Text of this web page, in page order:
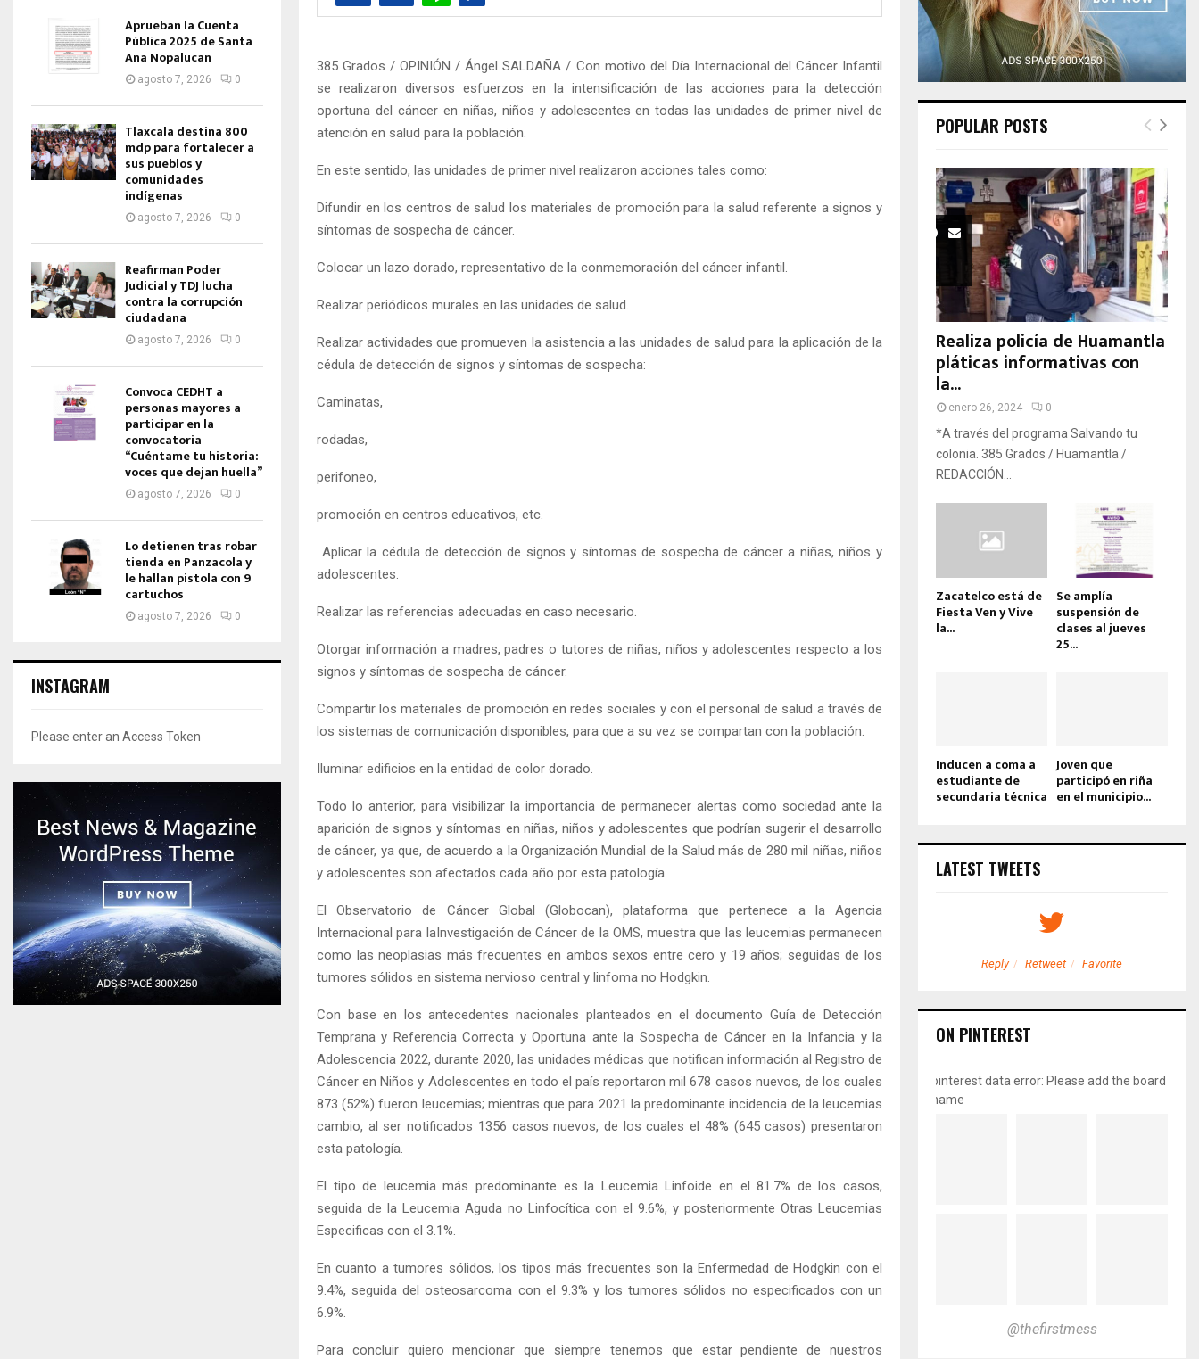
385 Grados / OPINIÓN / Ángel SALDAÑA / Con motivo del Día Internacional del Cáncer Infantil
se realizaron diversos esfuerzos en la intensificación de las acciones para la detección
oportuna del cáncer en niñas, niños y adolescentes en todas las unidades de primer nivel de
atención en salud para la población.
En este sentido, las unidades de primer nivel realizaron acciones tales como:
Difundir en los centros de salud los materiales de promoción para la salud referente a signos y
síntomas de sospecha de cáncer.
Colocar un lazo dorado, representativo de la conmemoración del cáncer infantil.
Realizar periódicos murales en las unidades de salud.
Realizar actividades que promueven la asistencia a las unidades de salud para la aplicación de la
cédula de detección de signos y síntomas de sospecha:
Caminatas,
rodadas,
perifoneo,
promoción en centros educativos, etc.
Aplicar la cédula de detección de signos y síntomas de sospecha de cáncer a niñas, niños y
adolescentes.
Realizar las referencias adecuadas en caso necesario.
Otorgar información a madres, padres o tutores de niñas, niños y adolescentes respecto a los
signos y síntomas de sospecha de cáncer.
Compartir los materiales de promoción en redes sociales y con el personal de salud a través de
los sistemas de comunicación disponibles, para que a su vez se compartan con la población.
Iluminar edificios en la entidad de color dorado.
Todo lo anterior, para visibilizar la importancia de permanecer alertas como sociedad ante la
aparición de signos y síntomas en niñas, niños y adolescentes que podrían sugerir el desarrollo
de cáncer, ya que, de acuerdo a la Organización Mundial de la Salud más de 280 mil niñas, niños
y adolescentes son afectados cada año por esta patología.
El Observatorio de Cáncer Global (Globocan), plataforma que pertenece a la Agencia
Internacional para laInvestigación de Cáncer de la OMS, muestra que las leucemias permanecen
como las neoplasias más frecuentes en ambos sexos entre cero y 19 años; seguidas de los
tumores sólidos en sistema nervioso central y linfoma no Hodgkin.
Con base en los antecedentes nacionales planteados en el documento Guía de Detección
Temprana y Referencia Correcta y Oportuna ante la Sospecha de Cáncer en la Infancia y la
Adolescencia 2022, durante 2020, las unidades médicas que notifican información al Registro de
Cáncer en Niños y Adolescentes en todo el país reportaron mil 678 casos nuevos, de los cuales
873 (52%) fueron leucemias; mientras que para 2021 la predominante incidencia de la leucemias
cambio, al ser notificados 1356 casos nuevos, de los cuales el 48% (645 casos) presentaron
esta patología.
El tipo de leucemia más predominante es la Leucemia Linfoide en el 81.7% de los casos,
seguida de la Leucemia Aguda no Linfocítica con el 9.6%, y posteriormente Otras Leucemias
Especificas con el 3.1%.
En cuanto a tumores sólidos, los tipos más frecuentes son la Enfermedad de Hodgkin con el
9.4%, seguida del osteosarcoma con el 9.3% y los tumores sólidos no especificados con un
6.9%.
Para concluir quiero mencionar que siempre tenemos que estar pendiente de nuestros
Aprueban la Cuenta
Pública 2025 de Santa
Ana Nopalucan
agosto 7, 2026 0
Tlaxcala destina 800
mdp para fortalecer a
sus pueblos y
comunidades
indígenas
agosto 7, 2026 0
Reafirman Poder
Judicial y TDJ lucha
contra la corrupción
ciudadana
agosto 7, 2026 0
Convoca CEDHT a
personas mayores a
participar en la
convocatoria
“Cuéntame tu historia:
voces que dejan huella”
agosto 7, 2026 0
Lo detienen tras robar
tienda en Panzacola y
le hallan pistola con 9
cartuchos
agosto 7, 2026 0
INSTAGRAM
Please enter an Access Token
POPULAR POSTS
Realiza policía de Huamantla
pláticas informativas con
la...
enero 26, 2024 0
*A través del programa Salvando tu
colonia. 385 Grados / Huamantla /
REDACCIÓN...
Zacatelco está de
Fiesta Ven y Vive
la...
Se amplía
suspensión de
clases al jueves
25...
Inducen a coma a
estudiante de
secundaria técnica
Joven que
participó en riña
en el municipio...
LATEST TWEETS
Reply Retweet Favorite Reply Retweet Favorite Reply Retweet Favorite
ON PINTEREST
pinterest data error: Please add the board
name
@thefirstmess